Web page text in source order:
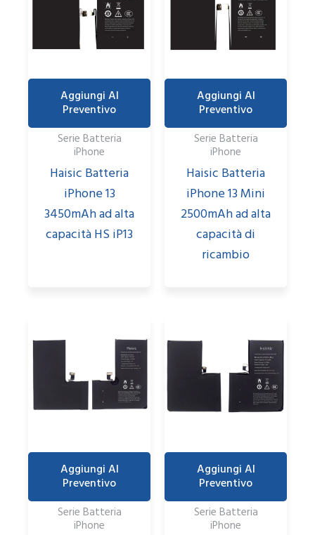
Aggiungi Al
Preventivo
Serie Batteria
iPhone
Haisic Batteria
iPhone 13
3450mAh ad alta
capacità HS iP13
Aggiungi Al
Preventivo
Serie Batteria
iPhone
Haisic Batteria
iPhone 13 Mini
2500mAh ad alta
capacità di
ricambio
Aggiungi Al
Preventivo
Serie Batteria
iPhone
Aggiungi Al
Preventivo
Serie Batteria
iPhone